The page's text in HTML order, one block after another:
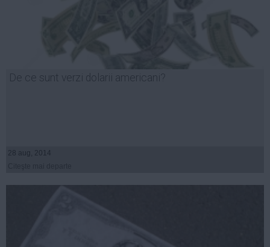
De ce sunt verzi dolarii americani?
28 aug, 2014